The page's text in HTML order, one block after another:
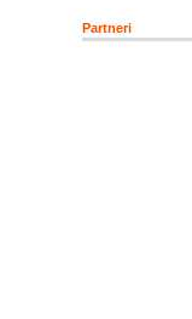
Partneri